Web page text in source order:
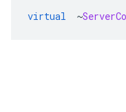
virtual ~